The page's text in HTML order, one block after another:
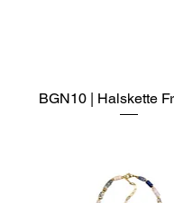
Schnellansicht
BGN10 | Halskette